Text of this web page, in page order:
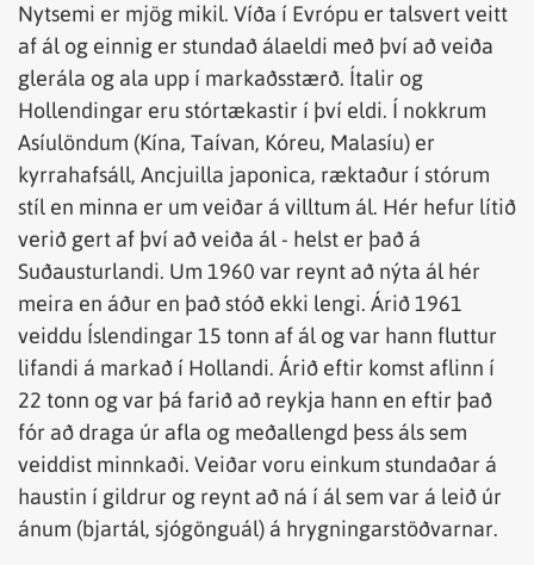
Nytsemi er mjög mikil. Víða í Evrópu er talsvert veitt
af ál og einnig er stundað álaeldi með því að veiða
glerála og ala upp í markaðsstærð. Ítalir og
Hollendingar eru stórtækastir í því eldi. Í nokkrum
Asíulöndum (Kína, Taívan, Kóreu, Malasíu) er
kyrrahafsáll, Ancjuilla japonica, ræktaður í stórum
stíl en minna er um veiðar á villtum ál. Hér hefur lítið
verið gert af því að veiða ál - helst er það á
Suðausturlandi. Um 1960 var reynt að nýta ál hér
meira en áður en það stóð ekki lengi. Árið 1961
veiddu Íslendingar 15 tonn af ál og var hann fluttur
lifandi á markað í Hollandi. Árið eftir komst aflinn í
22 tonn og var þá farið að reykja hann en eftir það
fór að draga úr afla og meðallengd þess áls sem
veiddist minnkaði. Veiðar voru einkum stundaðar á
haustin í gildrur og reynt að ná í ál sem var á leið úr
ánum (bjartál, sjógönguál) á hrygningarstöðvarnar.